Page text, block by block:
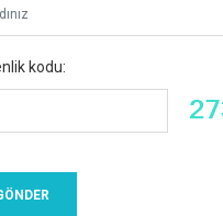
kodu: